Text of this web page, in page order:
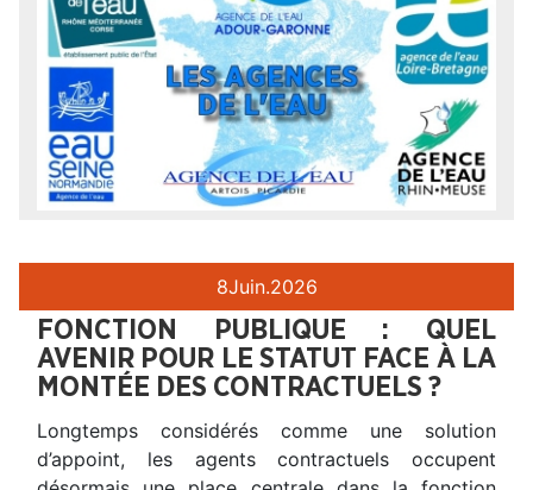
8Juin.2026
FONCTION PUBLIQUE : QUEL
AVENIR POUR LE STATUT FACE À LA
MONTÉE DES CONTRACTUELS ?
Longtemps considérés comme une solution
d’appoint, les agents contractuels occupent